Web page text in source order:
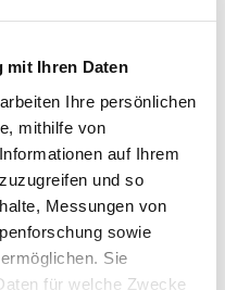
mit Ihren Daten
Ihre persönlichen
mithilfe von
auf Ihrem
und so
Messungen von
sowie
Sie
für welche Zwecke
ABSENDEN
LAUTSCHALTEN